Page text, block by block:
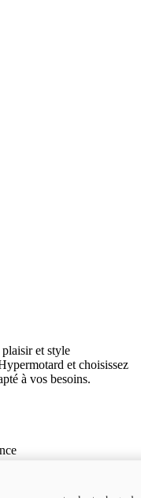
et style
et choisissez
à vos besoins.